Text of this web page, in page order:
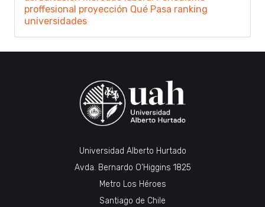
proffesional proyección Qué Pasa ranking
universidades
Universidad Alberto Hurtado
Avda. Bernardo O’Higgins 1825
Metro Los Héroes
Santiago de Chile